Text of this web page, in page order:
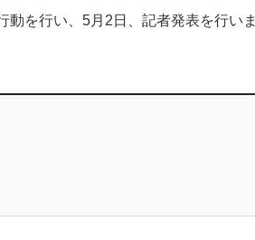
動を行い、5月2日、記者発表を行いま